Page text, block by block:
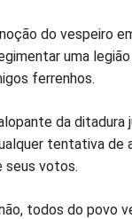
do vespeiro
uma
ferrenhos.
da ditadura
tentativa de
seus votos.
todos do povo